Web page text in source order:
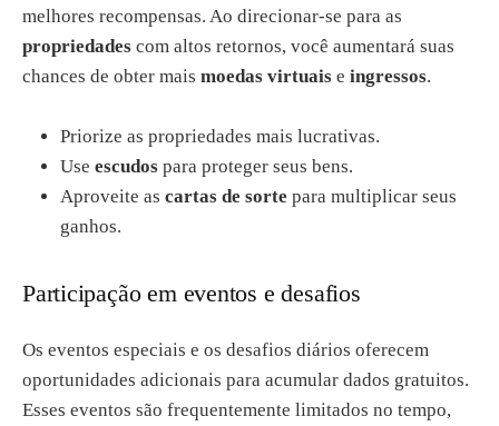
melhores recompensas. Ao direcionar-se para as
propriedades com altos retornos, você aumentará suas
chances de obter mais moedas virtuais e ingressos.
Priorize as propriedades mais lucrativas.
Use escudos para proteger seus bens.
Aproveite as cartas de sorte para multiplicar seus
ganhos.
Participação em eventos e desafios
Os eventos especiais e os desafios diários oferecem
oportunidades adicionais para acumular dados gratuitos.
Esses eventos são frequentemente limitados no tempo,